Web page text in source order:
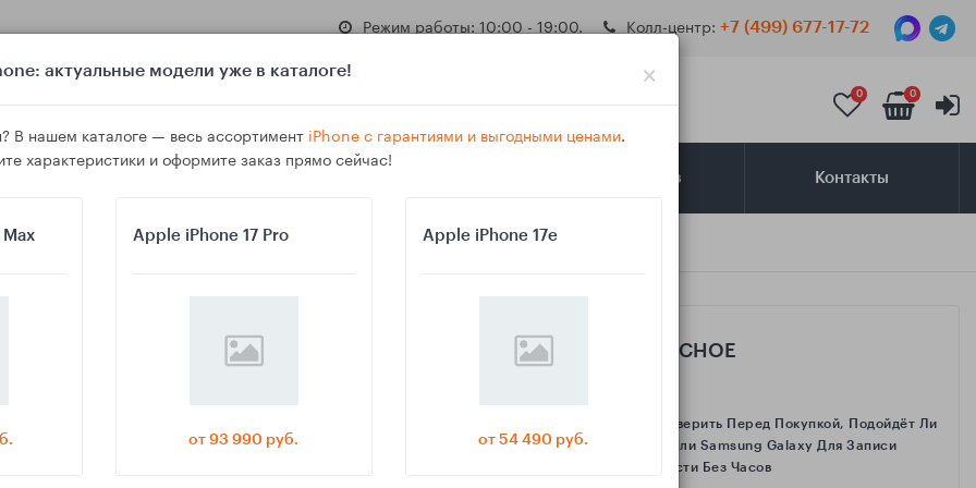
Режим работы: 10:00 - 19:00. Колл-центр: +7 (499) 677-17-72
0 0
Самовывоз Контакты
сообщений и файлов iCloud на iPhone — и что делать, если кнопки «Восстановить» нет
САМОЕ ИНТЕРЕСНОЕ
Как Проверить Перед Покупкой, Подойдёт Ли
IPhone Или Samsung Galaxy Для Записи
Активности Без Часов
актуальные модели уже в каталоге! ×
В нашем каталоге — весь ассортимент iPhone с гарантиями и выгодными ценами.
характеристики и оформите заказ прямо сейчас!
Apple iPhone 17 Pro
от 93 990 руб.
Apple iPhone 17e
от 54 490 руб.